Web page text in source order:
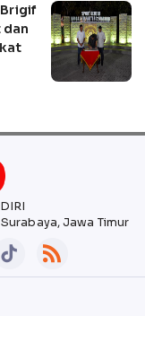
dan
Jawa Timur